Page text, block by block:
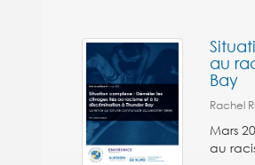
au
Bay
Rachel
Mars
au